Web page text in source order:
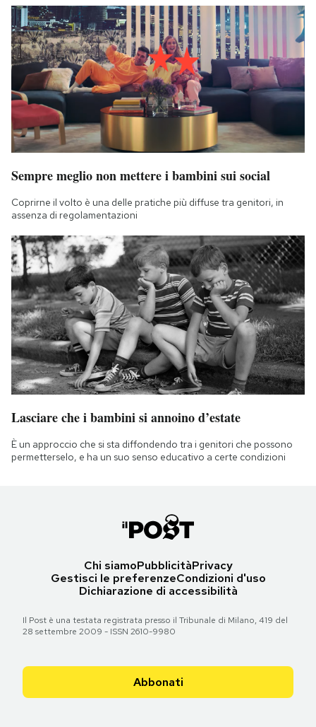
Sempre meglio non mettere i bambini sui social
Coprirne il volto è una delle pratiche più diffuse tra genitori, in
assenza di regolamentazioni
Lasciare che i bambini si annoino d’estate
È un approccio che si sta diffondendo tra i genitori che possono
permetterselo, e ha un suo senso educativo a certe condizioni
Chi siamoPubblicitàPrivacy
Gestisci le preferenzeCondizioni d'uso
Dichiarazione di accessibilità
Il Post è una testata registrata presso il Tribunale di Milano, 419 del
28 settembre 2009 - ISSN 2610-9980
Abbonati